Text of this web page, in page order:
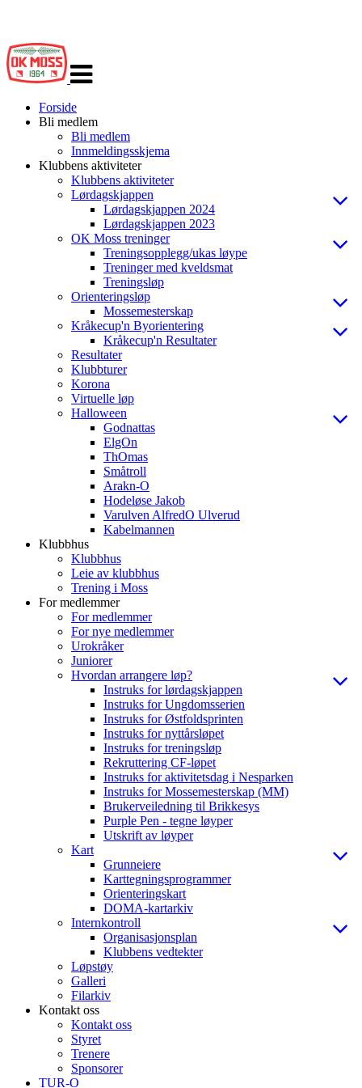
navigasjon
Forside
Bli medlem
Bli medlem
Innmeldingsskjema
Klubbens aktiviteter
Klubbens aktiviteter
Lørdagskjappen
Lørdagskjappen 2024
Lørdagskjappen 2023
OK Moss treninger
Treningsopplegg/ukas løype
Treninger med kveldsmat
Treningsløp
Orienteringsløp
Mossemesterskap
Kråkecup'n Byorientering
Kråkecup'n Resultater
Resultater
Klubbturer
Korona
Virtuelle løp
Halloween
Godnattas
ElgOn
ThOmas
Småtroll
Arakn-O
Hodeløse Jakob
Varulven AlfredO Ulverud
Kabelmannen
Klubbhus
Klubbhus
Leie av klubbhus
Trening i Moss
For medlemmer
For medlemmer
For nye medlemmer
Urokråker
Juniorer
Hvordan arrangere løp?
Instruks for lørdagskjappen
Instruks for Ungdomsserien
Instruks for Østfoldsprinten
Instruks for nyttårsløpet
Instruks for treningsløp
Rekruttering CF-løpet
Instruks for aktivitetsdag i Nesparken
Instruks for Mossemesterskap (MM)
Brukerveiledning til Brikkesys
Purple Pen - tegne løyper
Utskrift av løyper
Kart
Grunneiere
Karttegningsprogrammer
Orienteringskart
DOMA-kartarkiv
Internkontroll
Organisasjonsplan
Klubbens vedtekter
Løpstøy
Galleri
Filarkiv
Kontakt oss
Kontakt oss
Styret
Trenere
Sponsorer
TUR-O